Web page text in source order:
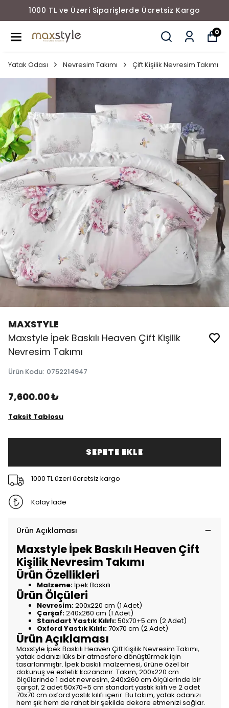
1000 TL ve Üzeri Siparişlerde Ücretsiz Kargo
0
Yatak Odası Nevresim Takımı Çift Kişilik Nevresim Takımı
MAXSTYLE
Maxstyle İpek Baskılı Heaven Çift Kişilik
Nevresim Takımı
Ürün Kodu: 0752214947
7,600.00 ₺
Taksit Tablosu
SEPETE EKLE
1000 TL üzeri ücretsiz kargo
Kolay İade
Ürün Açıklaması
Maxstyle İpek Baskılı Heaven Çift
Kişilik Nevresim Takımı
Ürün Özellikleri
Malzeme: İpek Baskılı
Ürün Ölçüleri
Nevresim:200x220 cm (1 Adet)
Çarşaf:240x260 cm (1 Adet)
Standart Yastık Kılıfı:50x70+5 cm (2 Adet)
Oxford Yastık Kılıfı:70x70 cm (2 Adet)
Ürün Açıklaması
Maxstyle İpek Baskılı Heaven Çift Kişilik Nevresim Takımı,
yatak odanızı lüks bir atmosfere dönüştürmek için
tasarlanmıştır. İpek baskılı malzemesi, ürüne özel bir
dokunuş ve estetik kazandırır. Takım, 200x220 cm
ölçülerinde 1 adet nevresim, 240x260 cm ölçülerinde bir
çarşaf, 2 adet 50x70+5 cm standart yastık kılıfı ve 2 adet
70x70 cm oxford yastık kılıfı içerir. Bu takım, yatak odanızı
hem şık hem de rahat bir şekilde dekore etmenizi sağlar.